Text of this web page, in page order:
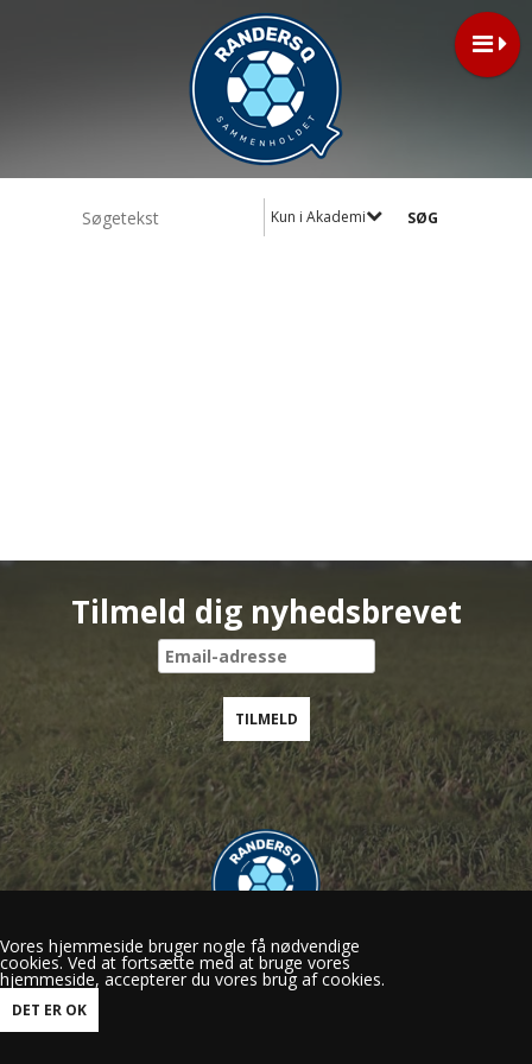
Kun i Akademi
Tilmeld dig nyhedsbrevet
Randers Q
Gl.Viborgvej 50, 8920 Randers NV
Vores hjemmeside bruger nogle få nødvendige
cookies. Ved at fortsætte med at bruge vores
hjemmeside, accepterer du vores brug af cookies.